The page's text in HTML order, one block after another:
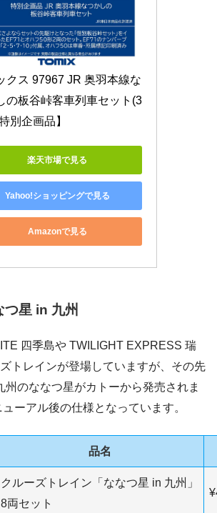
クス 97967 JR 奥羽本線な
の板谷峠客車列車セット(3
別企画品】
楽天市場で見る
Yahoo!ショッピングで見る
Amazonで見る
つ星 in 九州
四季島や TWILIGHT EXPRESS 瑞
トレインが登場していますが、その先
州のななつ星がカトーから発売されま
ーアル後の仕様となっています。
品名
クルーズトレイン「ななつ星 in 九州」
8両セット